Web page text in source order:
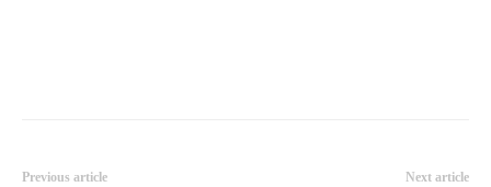
Previous article Next article